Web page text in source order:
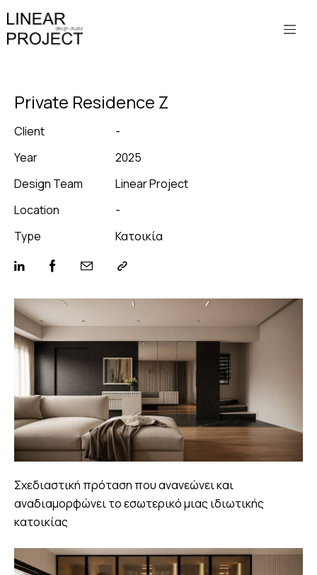
Private Residence Ζ
Σχεδιαστική πρόταση που ανανεώνει και
αναδιαμορφώνει το εσωτερικό μιας ιδιωτικής
κατοικίας
Client
-
Year
2025
Design Team
Linear Project
Location
-
Type
Κατοικία
Facebook
Linkedin